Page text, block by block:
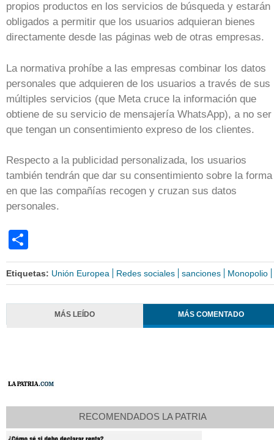
propios productos en los servicios de búsqueda y estarán
obligados a permitir que los usuarios adquieran bienes
directamente desde las páginas web de otras empresas.
La normativa prohíbe a las empresas combinar los datos
personales que adquieren de los usuarios a través de sus
múltiples servicios (que Meta cruce la información que
obtiene de su servicio de mensajería WhatsApp), a no ser
que tengan un consentimiento expreso de los clientes.
Respecto a la publicidad personalizada, los usuarios
también tendrán que dar su consentimiento sobre la forma
en que las compañías recogen y cruzan sus datos
personales.
Etiquetas: Unión Europea Redes sociales sanciones Monopolio
MÁS LEÍDO MÁS COMENTADO
RECOMENDADOS LA PATRIA